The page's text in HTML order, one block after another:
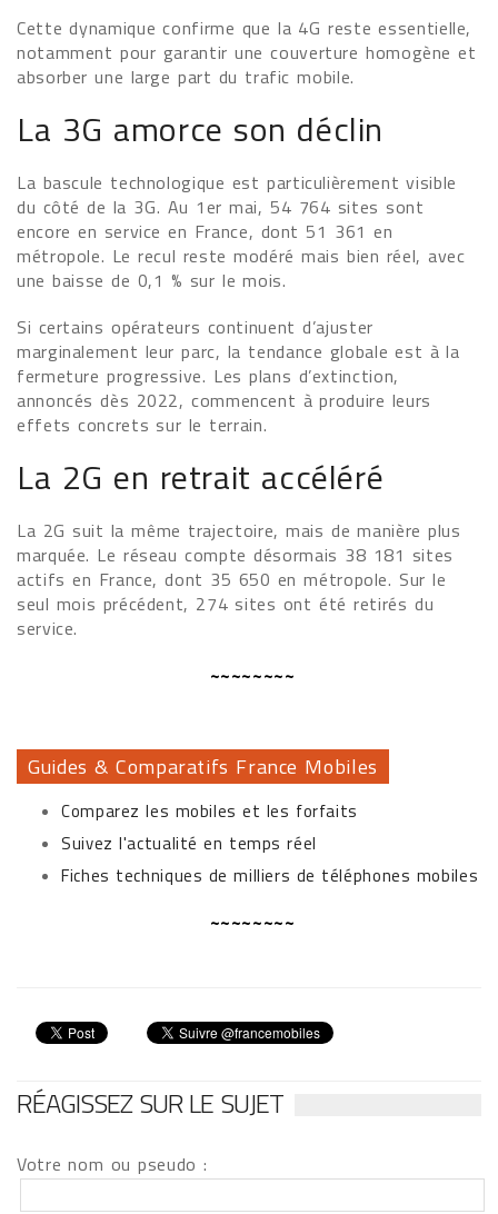
Cette dynamique confirme que la 4G reste essentielle,
notamment pour garantir une couverture homogène et
absorber une large part du trafic mobile.
La 3G amorce son déclin
La bascule technologique est particulièrement visible
du côté de la 3G. Au 1er mai, 54 764 sites sont
encore en service en France, dont 51 361 en
métropole. Le recul reste modéré mais bien réel, avec
une baisse de 0,1 % sur le mois.
Si certains opérateurs continuent d’ajuster
marginalement leur parc, la tendance globale est à la
fermeture progressive. Les plans d’extinction,
annoncés dès 2022, commencent à produire leurs
effets concrets sur le terrain.
La 2G en retrait accéléré
La 2G suit la même trajectoire, mais de manière plus
marquée. Le réseau compte désormais 38 181 sites
actifs en France, dont 35 650 en métropole. Sur le
seul mois précédent, 274 sites ont été retirés du
service.
~~~~~~~~
Guides & Comparatifs France Mobiles
Comparez les mobiles et les forfaits
Suivez l'actualité en temps réel
Fiches techniques de milliers de téléphones mobiles
~~~~~~~~
RÉAGISSEZ SUR LE SUJET
Votre nom ou pseudo :